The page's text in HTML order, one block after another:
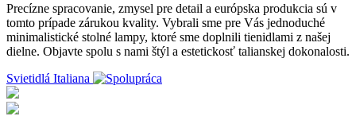
Precízne spracovanie, zmysel pre detail a európska produkcia sú v
tomto prípade zárukou kvality. Vybrali sme pre Vás jednoduché
minimalistické stolné lampy, ktoré sme doplnili tienidlami z našej
dielne. Objavte spolu s nami štýl a estetickosť talianskej dokonalosti.
Svietidlá Italiana